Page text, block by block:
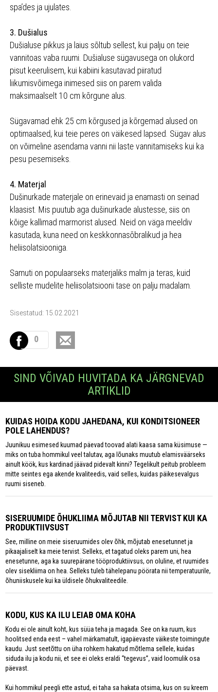
spa’des ja ujulates.
3. Dušialus
Dušialuse pikkus ja laius sõltub sellest, kui palju on teie
vannitoas vaba ruumi. Dušialuse sügavusega on olukord
pisut keerulisem, kui kabiini kasutavad piiratud
liikumisvõimega inimesed siis on parem valida
maksimaalselt 10 cm kõrgune alus.
Sügavamad ehk 25 cm kõrgused ja kõrgemad alused on
optimaalsed, kui teie peres on väikesed lapsed. Sügav alus
on võimeline asendama vanni nii laste vannitamiseks kui ka
pesu pesemiseks.
4. Materjal
Dušinurkade materjale on erinevaid ja enamasti on seinad
klaasist. Mis puutub aga dušinurkade alustesse, siis on
kõige kallimad marmorist alused. Neid on väga meeldiv
kasutada, kuna need on keskkonnasõbralikud ja hea
heliisolatsiooniga.
Samuti on populaarseks materjaliks malm ja teras, kuid
selliste mudelite heliisolatsiooni tase on palju madalam.
Sisestatud: 15.02.2021
0
SIND VÕIVAD HUVITADA KA JÄRGNEVAD
ARTIKLID
KUIDAS HOIDA KODU JAHEDANA, KUI KONDITSIONEER
POLE LAHENDUS?
Juunikuu esimesed kuumad päevad toovad alati kaasa sama küsimuse —
miks on tuba hommikul veel talutav, aga lõunaks muutub elamisväärseks
ainult köök, kus kardinad jäävad pidevalt kinni? Tegelikult peitub probleem
mitte seintes ega akende kvaliteedis, vaid selles, kuidas päikesevalgus
ruumi siseneb.
SISERUUMIDE ÕHUKLIIMA MÕJUTAB NII TERVIST KUI KA
PRODUKTIIVSUST
See, milline on meie siseruumides olev õhk, mõjutab enesetunnet ja
pikaajaliselt ka meie tervist. Selleks, et tagatud oleks parem uni, hea
enesetunne, aga ka suurepärane tööproduktiivsus, on oluline, et ruumides
olev sisekliima on hea. Selleks tuleb tähelepanu pöörata nii temperatuurile,
õhuniiskusele kui ka üldisele õhukvaliteedile.
KODU, KUS KA ILU LEIAB OMA KOHA
Kodu ei ole ainult koht, kus süüa teha ja magada. See on ka ruum, kus
hoolitsed enda eest – vahel märkamatult, igapäevaste väikeste toimingute
kaudu. Just seetõttu on üha rohkem hakatud mõtlema sellele, kuidas
siduda ilu ja kodu nii, et see ei oleks eraldi “tegevus”, vaid loomulik osa
päevast.
Kui hommikul peegli ette astud, ei taha sa hakata otsima, kus on su kreem